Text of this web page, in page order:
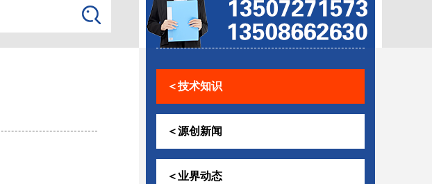
＜技术知识
＜源创新闻
＜业界动态